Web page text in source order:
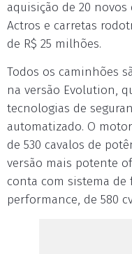
aquisição de 20
Actros e carretas
de R$ 25 milhões.
Todos os caminhões
na versão Evolution,
tecnologias de
automatizado. O
de 530 cavalos de
versão mais potente
conta com sistema
performance, de 580